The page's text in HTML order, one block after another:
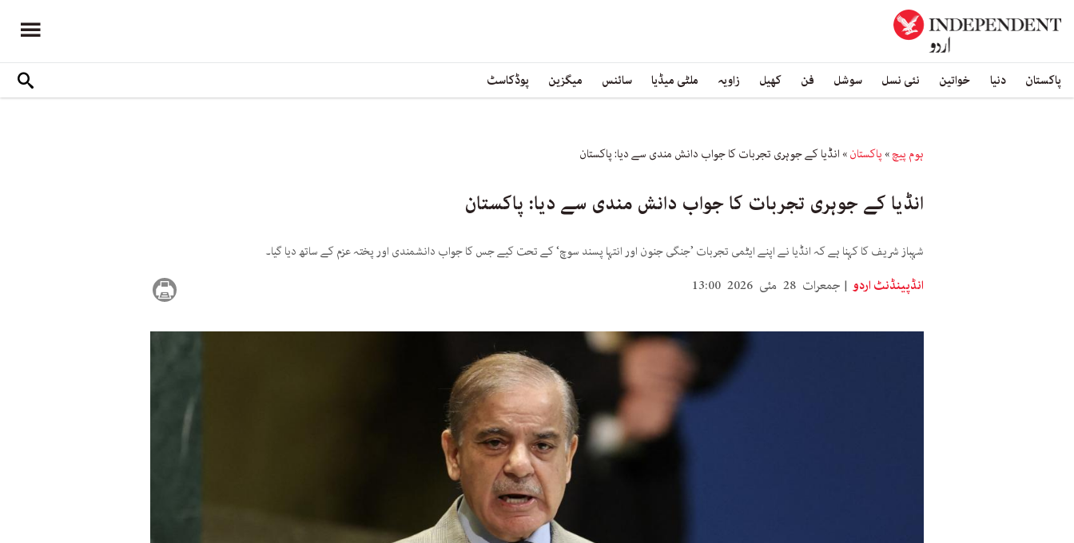
پاکستان دنیا خواتین نئی نسل سوشل فن کھیل زاویہ ملٹی میڈیا سائنس میگزین پوڈکاسٹ
ہوم پیچ» پاکستان» انڈیا کے جوہری تجربات کا جواب دانش مندی سے دیا: پاکستان
انڈیا کے جوہری تجربات کا جواب دانش مندی سے دیا: پاکستان
شہباز شریف کا کہنا ہے کہ انڈیا نے اپنے ایٹمی تجربات ’جنگی جنون اور انتہا پسند سوچ‘ کے تحت کیے جس کا جواب دانشمندی اور پختہ عزم کے ساتھ دیا گیا۔
انڈپینڈنٹ اردو جمعرات 28 مئی 2026 13:00